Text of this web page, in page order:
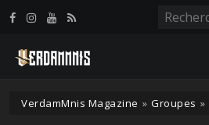
VerdamMnis Magazine » Groupes »
Panneau de gestion des cookies